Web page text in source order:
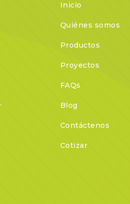
Inicio
Quiénes somos
Productos
Proyectos
FAQs
Blog
Contáctenos
Cotizar